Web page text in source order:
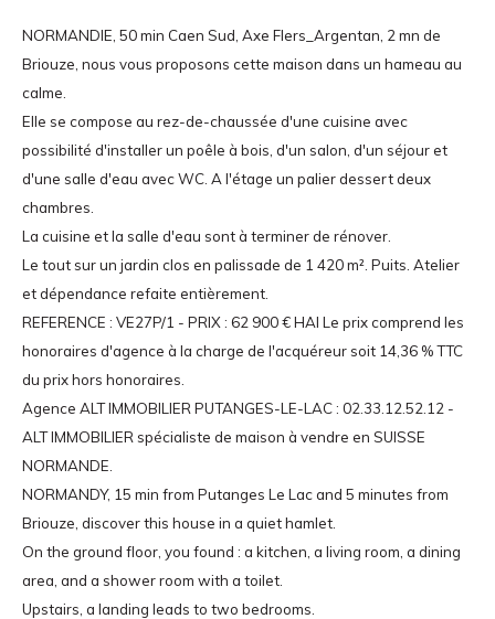
NORMANDIE, 50 min Caen Sud, Axe Flers_Argentan, 2 mn de
Briouze, nous vous proposons cette maison dans un hameau au
calme.
Elle se compose au rez-de-chaussée d'une cuisine avec
possibilité d'installer un poêle à bois, d'un salon, d'un séjour et
d'une salle d'eau avec WC. A l'étage un palier dessert deux
chambres.
La cuisine et la salle d'eau sont à terminer de rénover.
Le tout sur un jardin clos en palissade de 1 420 m². Puits. Atelier
et dépendance refaite entièrement.
REFERENCE : VE27P/1 - PRIX : 62 900 € HAI Le prix comprend les
honoraires d'agence à la charge de l'acquéreur soit 14,36 % TTC
du prix hors honoraires.
Agence ALT IMMOBILIER PUTANGES-LE-LAC : 02.33.12.52.12 -
ALT IMMOBILIER spécialiste de maison à vendre en SUISSE
NORMANDE.
NORMANDY, 15 min from Putanges Le Lac and 5 minutes from
Briouze, discover this house in a quiet hamlet.
On the ground floor, you found : a kitchen, a living room, a dining
area, and a shower room with a toilet.
Upstairs, a landing leads to two bedrooms.